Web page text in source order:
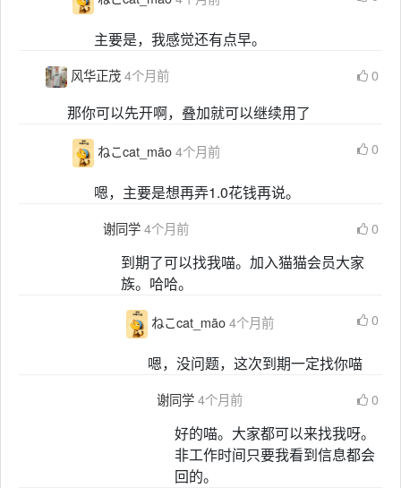
主要是，我感觉还有点早。
风华正茂4个月前 0
那你可以先开啊，叠加就可以继续用了
ねこcat_māo4个月前 0
嗯，主要是想再弄1.0花钱再说。
谢同学4个月前 0
到期了可以找我喵。加入猫猫会员大家
族。哈哈。
ねこcat_māo4个月前 0
嗯，没问题，这次到期一定找你喵
谢同学4个月前 0
好的喵。大家都可以来找我呀。
非工作时间只要我看到信息都会
回的。